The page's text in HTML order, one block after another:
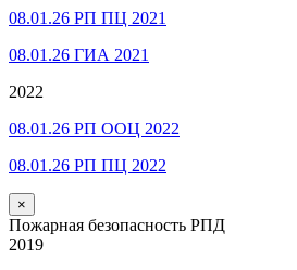
08.01.26 РП ПЦ 2021
08.01.26 ГИА 2021
2022
08.01.26 РП ООЦ 2022
08.01.26 РП ПЦ 2022
×
Пожарная безопасность РПД
2019